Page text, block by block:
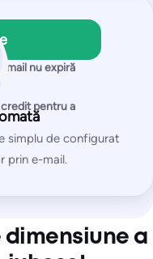
mail nu expiră
pentru a
și domeniilor
simplu de configurat
prin e-mail.
a